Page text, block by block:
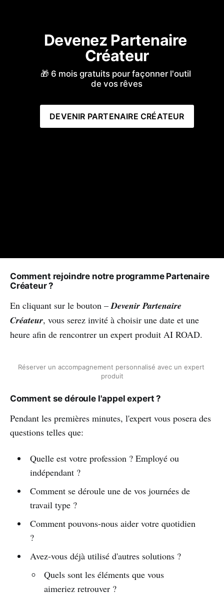
Devenez Partenaire
Créateur
🎁 6 mois gratuits pour façonner l'outil
de vos rêves
DEVENIR PARTENAIRE CRÉATEUR
Comment rejoindre notre programme Partenaire
Créateur ?
En cliquant sur le bouton –Devenir Partenaire
Créateur, vous serez invité à choisir une date et une
heure afin de rencontrer un expert produit AI ROAD.
Réserver un accompagnement personnalisé avec un expert
produit
Comment se déroule l'appel expert ?
Pendant les premières minutes, l'expert vous posera des
questions telles que:
Quelle est votre profession ? Employé ou
indépendant ?
Comment se déroule une de vos journées de
travail type ?
Comment pouvons-nous aider votre quotidien
?
Avez-vous déjà utilisé d'autres solutions ?
Quels sont les éléments que vous
aimeriez retrouver ?